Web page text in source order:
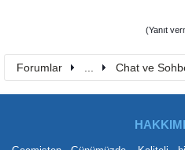
(Yanıt
Forumlar Chat ve